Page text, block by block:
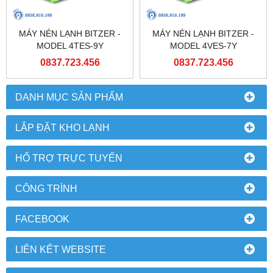
DANH MỤC SẢN PHẨM
LẮP ĐẶT KHO LẠNH
HỔ TRỢ TRỰC TUYẾN
CÔNG TRÌNH
FACEBOOK
LIÊN KẾT WEBSITE
MÁY NÉN LẠNH BITZER -
MODEL 4TES-9Y
0837.723.456
MÁY NÉN LẠNH BITZER -
MODEL 4VES-7Y
0837.723.456